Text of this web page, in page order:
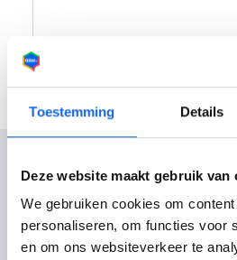
Toestemming Details
Deze website maakt gebruik van
We gebruiken cookies om
personaliseren, om functies voor
en om ons websiteverkeer te
Reviews